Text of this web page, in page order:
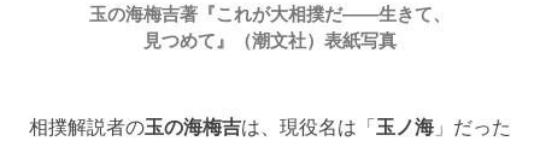
玉の海梅吉著『これが大相撲だ――生きて、
見つめて』（潮文社）表紙写真
相撲解説者の玉の海梅吉は、現役名は「玉ノ海 」だった